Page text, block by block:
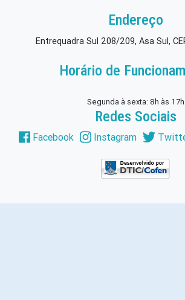
Endereço
Entrequadra Sul 208/209, Asa Sul,
Horário de
Segunda à sexta: 8h às 17h
Redes Sociais
Facebook Instagram